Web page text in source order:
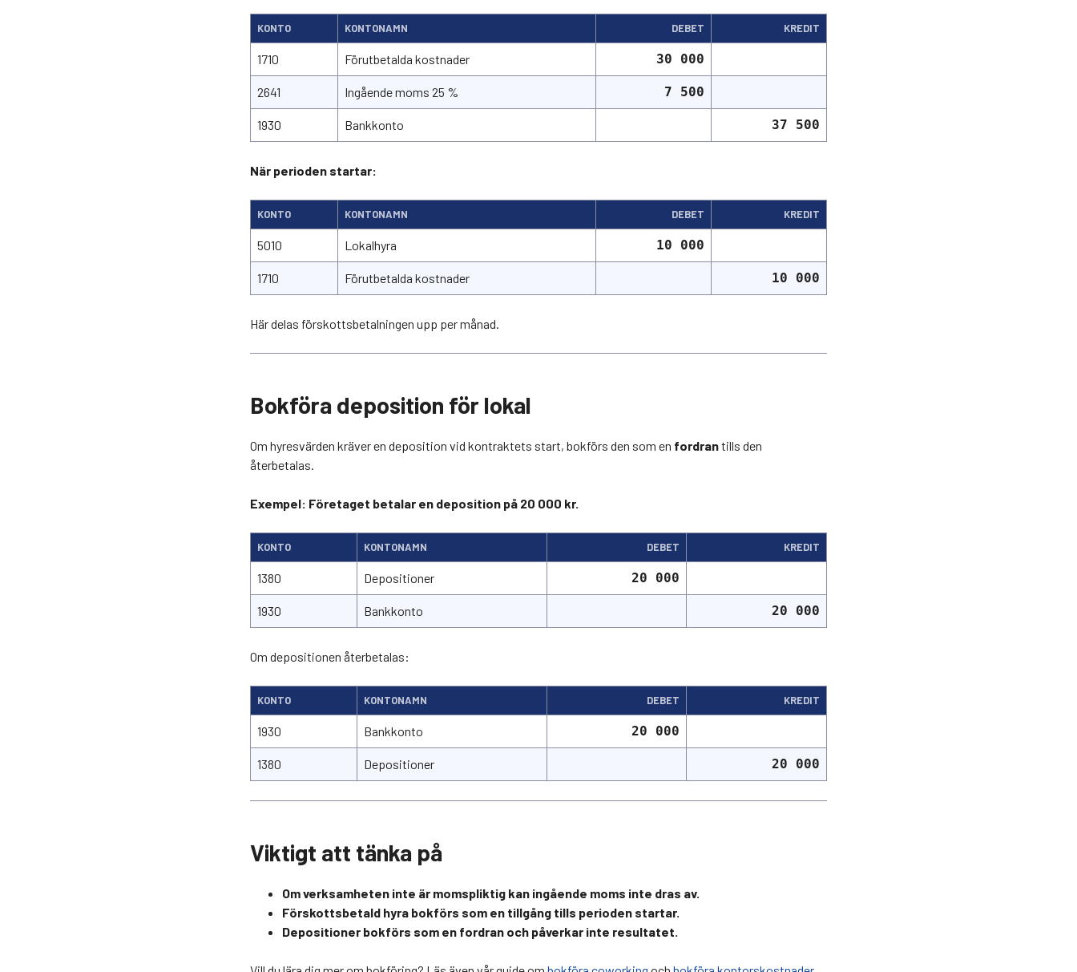
KONTO KONTONAMN DEBET KREDIT
1710 Förutbetalda kostnader 30 000
2641 Ingående moms 25 % 7 500
1930 Bankkonto 37 500
När perioden startar:
KONTO KONTONAMN DEBET KREDIT
5010 Lokalhyra 10 000
1710 Förutbetalda kostnader 10 000
Här delas förskottsbetalningen upp per månad.
Bokföra deposition för lokal
Om hyresvärden kräver en deposition vid kontraktets start, bokförs den som en fordrantills den
återbetalas.
Exempel: Företaget betalar en deposition på 20 000 kr.
KONTO KONTONAMN DEBET KREDIT
1380 Depositioner 20 000
1930 Bankkonto 20 000
Om depositionen återbetalas:
KONTO KONTONAMN DEBET KREDIT
1930 Bankkonto 20 000
1380 Depositioner 20 000
Viktigt att tänka på
Om verksamheten inte är momspliktig kan ingående moms inte dras av.
Förskottsbetald hyra bokförs som en tillgång tills perioden startar.
Depositioner bokförs som en fordran och påverkar inte resultatet.